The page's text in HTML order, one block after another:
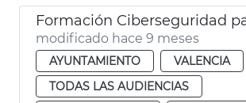
Formación Ciberseguridad
modificado hace 9 meses
AYUNTAMIENTO
VALENCIA
TODAS LAS AUDIENCIAS